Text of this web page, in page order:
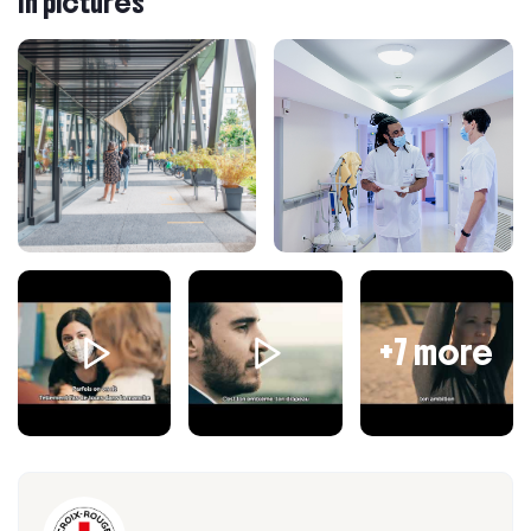
Concevoir, coordonner et évaluer avec le
bénéficiaire et les acteurs dédiés, l'organisation et la
mise en œuvre d'un accompagnement social
individualisé
Adapter, en coopération avec les équipes
pluridisciplinaires, les dispositifs aux besoins,
capacités et souhaits du bénéficiaire
Etre l'interface entre le bénéficiaire et son
environnement local, familial et/ou professionnel
S’impliquer dans les dynamiques partenariales,
institutionnelles et interinstitutionnelles
Maintenir à jour, développer et transmettre vos
compétences.
Profil du candidat
vous adapter au travail en collaboration avec l'équipe
+7 more